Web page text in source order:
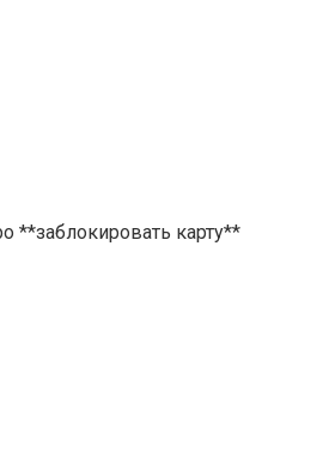
**заблокировать карту**